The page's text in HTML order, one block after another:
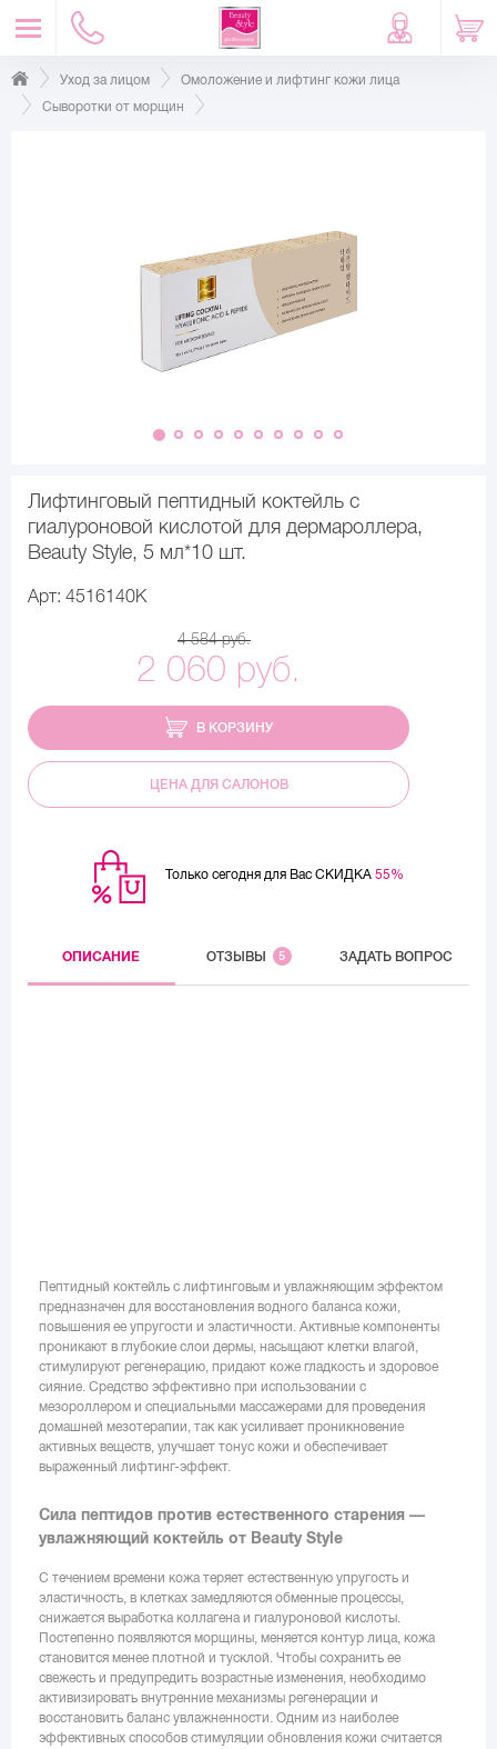
Уход за лицом
Омоложение и лифтинг кожи лица
Сыворотки от морщин
Лифтинговый пептидный коктейль с
гиалуроновой кислотой для дермароллера,
Beauty Style, 5 мл*10 шт.
Арт: 4516140K
4 584 руб.
2 060 руб.
В КОРЗИНУ
ЦЕНА ДЛЯ САЛОНОВ
Только сегодня для Вас СКИДКА 55%
ОПИСАНИЕ ОТЗЫВЫ 5 ЗАДАТЬ ВОПРОС
Пептидный коктейль с лифтинговым и увлажняющим эффектом
предназначен для восстановления водного баланса кожи,
повышения ее упругости и эластичности. Активные компоненты
проникают в глубокие слои дермы, насыщают клетки влагой,
стимулируют регенерацию, придают коже гладкость и здоровое
сияние. Средство эффективно при использовании с
мезороллером и специальными массажерами для проведения
домашней мезотерапии, так как усиливает проникновение
активных веществ, улучшает тонус кожи и обеспечивает
выраженный лифтинг-эффект.
Сила пептидов против естественного старения —
увлажняющий коктейль от Beauty Style
С течением времени кожа теряет естественную упругость и
эластичность, в клетках замедляются обменные процессы,
снижается выработка коллагена и гиалуроновой кислоты.
Постепенно появляются морщины, меняется контур лица, кожа
становится менее плотной и тусклой. Чтобы сохранить ее
свежесть и предупредить возрастные изменения, необходимо
активизировать внутренние механизмы регенерации и
восстановить баланс увлажненности. Одним из наиболее
эффективных способов стимуляции обновления кожи считается